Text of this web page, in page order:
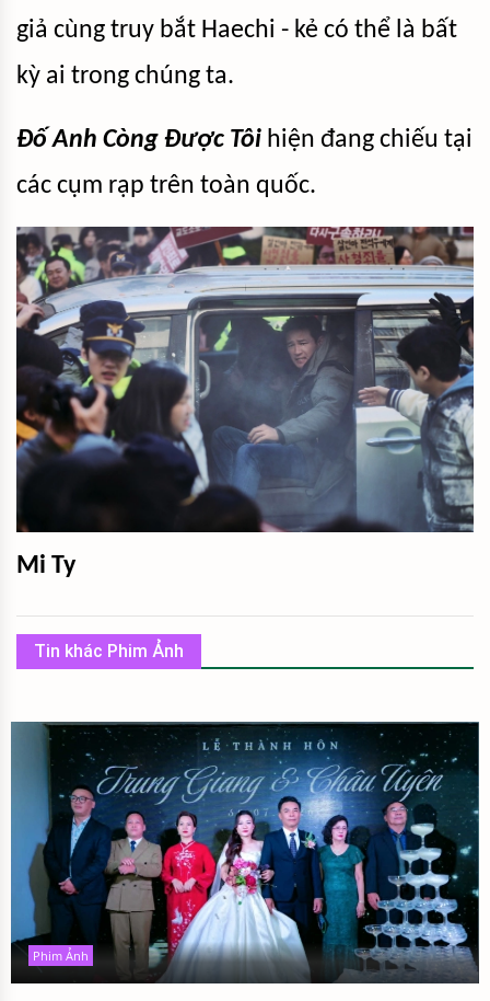
giả cùng truy bắt Haechi - kẻ có thể là bất
kỳ ai trong chúng ta.
Đố Anh Còng Được Tôi hiện đang chiếu tại
các cụm rạp trên toàn quốc.
Mi Ty
Tin khác Phim Ảnh
Phim Ảnh